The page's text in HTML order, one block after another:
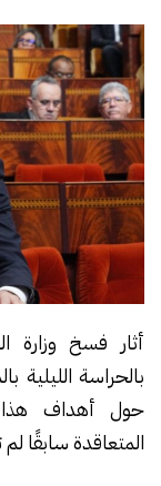
أثار فسخ وزارة
بالحراسة
حول أهداف هذا
المتعاقدة سابقًا